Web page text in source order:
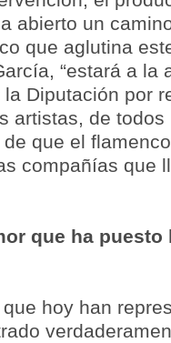
abierto un
que aglutina
“estará a la
Diputación por
artistas, de todos
que el
compañías que
que ha
hoy han